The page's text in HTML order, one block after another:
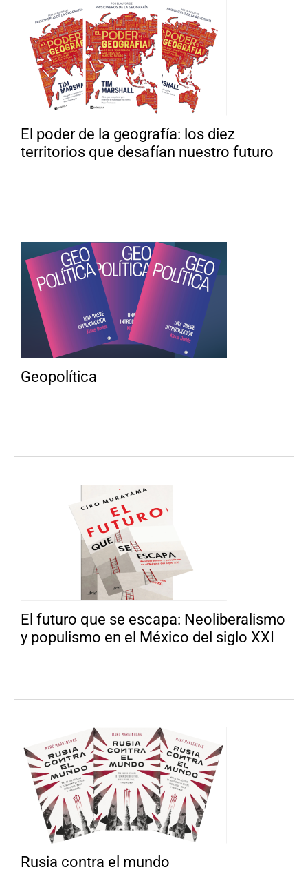
El poder de la geografía: los diez
territorios que desafían nuestro futuro
Geopolítica
El futuro que se escapa: Neoliberalismo
y populismo en el México del siglo XXI
Rusia contra el mundo